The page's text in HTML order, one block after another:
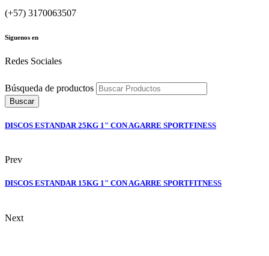
(+57) 3170063507
Siguenos en
Redes Sociales
Búsqueda de productos
Buscar
DISCOS ESTANDAR 25KG 1" CON AGARRE SPORTFINESS
Prev
DISCOS ESTANDAR 15KG 1" CON AGARRE SPORTFITNESS
Next